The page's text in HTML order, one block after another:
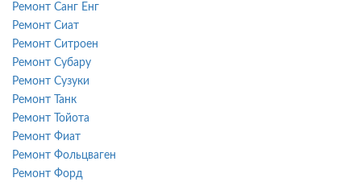
Ремонт Санг Енг
Ремонт Сиат
Ремонт Ситроен
Ремонт Субару
Ремонт Сузуки
Ремонт Танк
Ремонт Тойота
Ремонт Фиат
Ремонт Фольцваген
Ремонт Форд